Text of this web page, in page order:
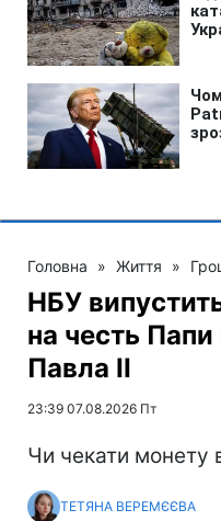
Головна » Життя »
НБУ
на честь Папи
Павла II
23:39 07.08.2026 Пт
Чи чекати монету
ТЕТЯНА ВЕРЕМЄЄВА